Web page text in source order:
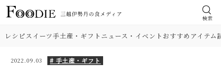
検索
レシピスイーツ手土産・ギフト ニュース・イベントおすすめアイテム
2022.09.03 # 手土産・ギフト